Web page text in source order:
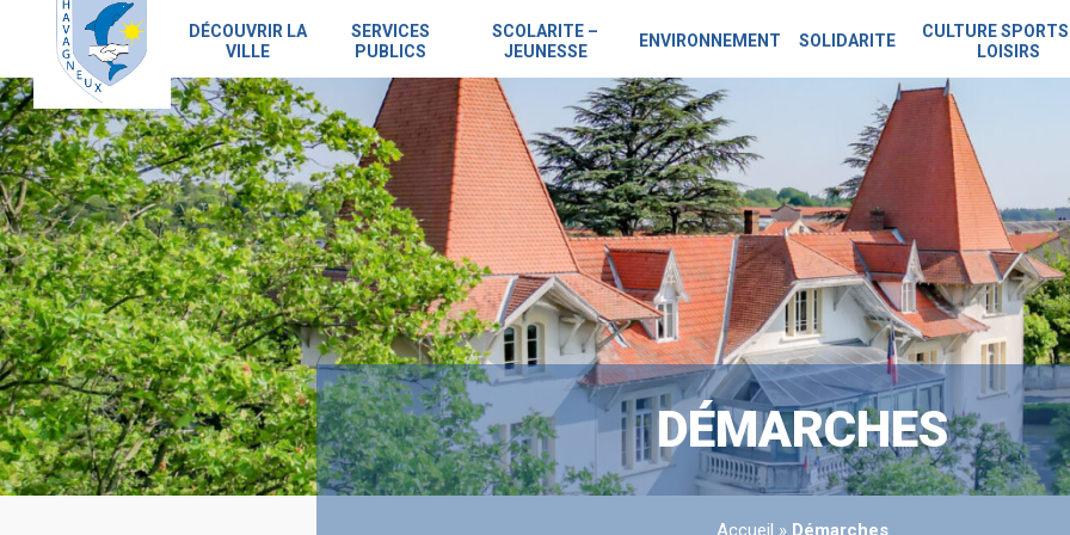
content
DÉCOUVRIR LA
VILLE
SERVICES
PUBLICS
SCOLARITE –
JEUNESSE
ENVIRONNEMENT SOLIDARITE
CULTURE
LOISIRS
DÉMARCHES
Accueil » Démarches